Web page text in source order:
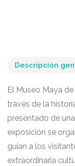
Descripción
El Museo Maya
través de la
presentado de
exposición se
guían a los
extraordinaria